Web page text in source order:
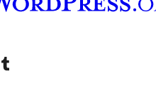
kanālu
Apmeklējiet mūsu Tumblr kontu